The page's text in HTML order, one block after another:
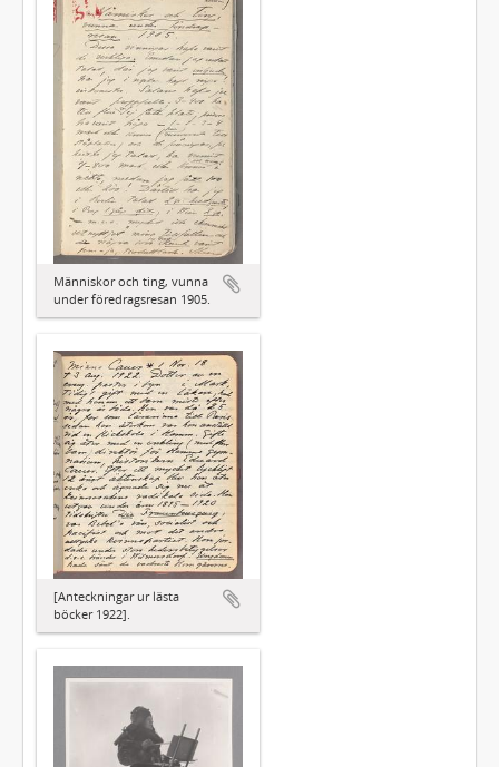
Människor och ting, vunna
under föredragsresan 1905.
[Anteckningar ur lästa
böcker 1922].